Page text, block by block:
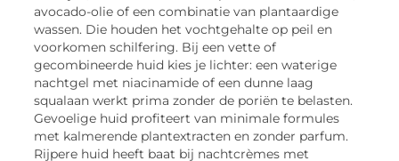
avocado-olie of een combinatie van plantaardige
wassen. Die houden het vochtgehalte op peil en
voorkomen schilfering. Bij een vette of
gecombineerde huid kies je lichter: een waterige
nachtgel met niacinamide of een dunne laag
squalaan werkt prima zonder de poriën te belasten.
Gevoelige huid profiteert van minimale formules
met kalmerende plantextracten en zonder parfum.
Rijpere huid heeft baat bij nachtcrèmes met